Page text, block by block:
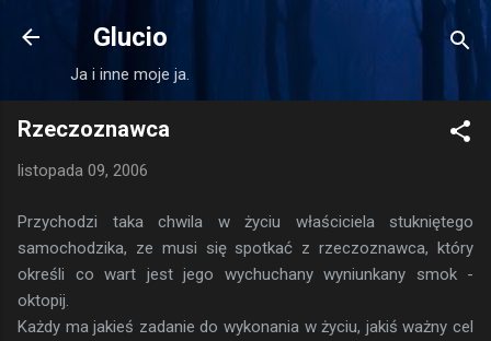
Przejdź do głównej zawartości
Glucio
Ja i inne moje ja.
Rzeczoznawca
listopada 09, 2006
Przychodzi taka chwila w życiu właściciela stukniętego
samochodzika, ze musi się spotkać z rzeczoznawca, który
określi co wart jest jego wychuchany wyniunkany smok -
oktopij.
Każdy ma jakieś zadanie do wykonania w życiu, jakiś ważny cel